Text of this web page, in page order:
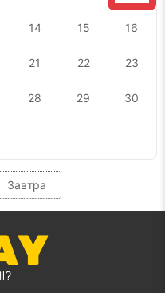
14 15 16
21 22 23
28 29 30
Завтра